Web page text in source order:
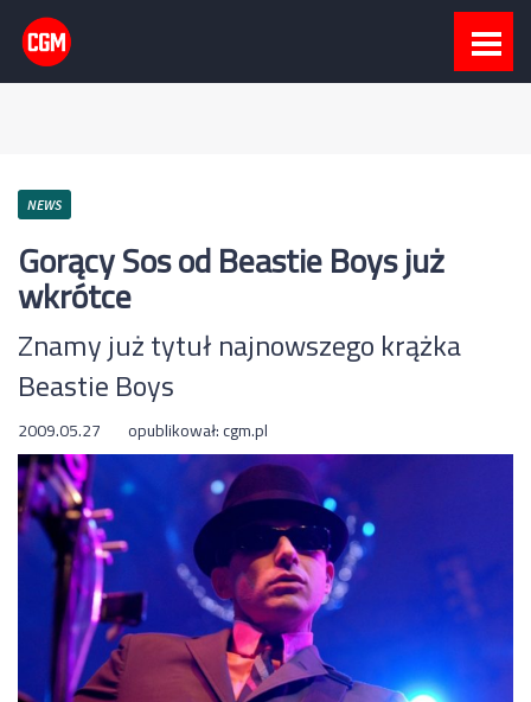
NEWS
Gorący Sos od Beastie Boys już
wkrótce
Znamy już tytuł najnowszego krążka
Beastie Boys
2009.05.27 opublikował:cgm.pl